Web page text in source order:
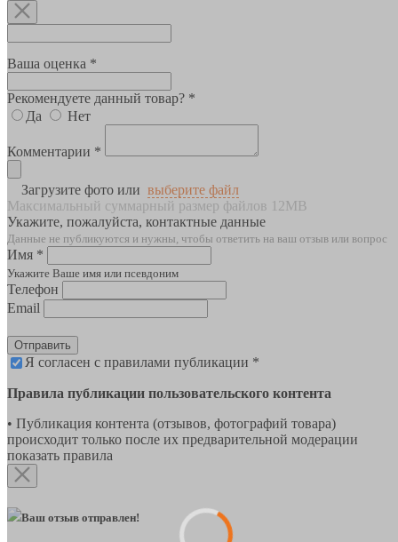
Ваша оценка *
Рекомендуете данный товар? *
Да
Нет
Комментарии *
Загрузите фото или выберите файл
Максимальный суммарный размер файлов 12MB
Укажите, пожалуйста, контактные данные
Данные не публикуются и нужны, чтобы ответить на ваш отзыв или вопрос
Имя *
Укажите Ваше имя или псевдоним
Телефон
Email
Отправить
Я согласен с правилами публикации *
Правила публикации пользовательского контента
• Публикация контента (отзывов, фотографий товара)
происходит только после их предварительной модерации
показать правила
Ваш отзыв отправлен!